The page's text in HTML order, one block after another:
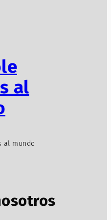
al
al mundo